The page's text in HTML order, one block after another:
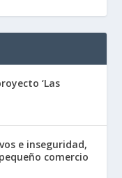
‘Las
e inseguridad,
comercio